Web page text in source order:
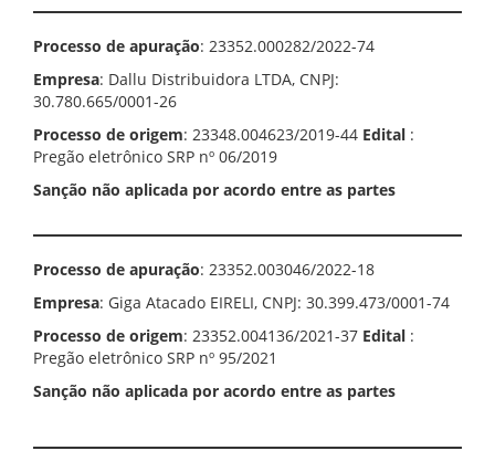
Processo de apuração: 23352.000282/2022-74
Empresa: Dallu Distribuidora LTDA, CNPJ:
30.780.665/0001-26
Processo de origem: 23348.004623/2019-44 Edital :
Pregão eletrônico SRP nº 06/2019
Sanção não aplicada por acordo entre as partes
Processo de apuração: 23352.003046/2022-18
Empresa: Giga Atacado EIRELI, CNPJ: 30.399.473/0001-74
Processo de origem: 23352.004136/2021-37 Edital :
Pregão eletrônico SRP nº 95/2021
Sanção não aplicada por acordo entre as partes